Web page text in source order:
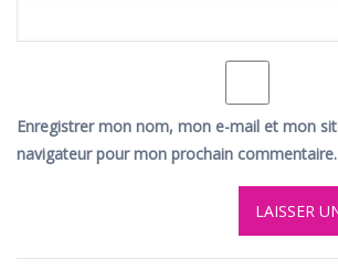
Enregistrer mon nom, mon e-mail et mon
navigateur pour mon prochain commentaire.